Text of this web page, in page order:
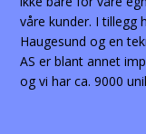
våre kunder. I tillegg
Haugesund og en
AS er blant annet
og vi har ca. 9000